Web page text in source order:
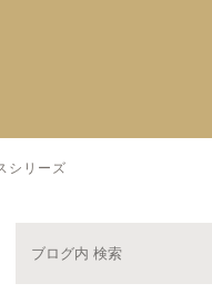
シリーズ